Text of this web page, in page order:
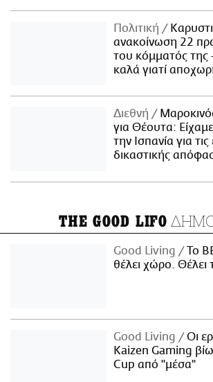
Πολιτική
ανακοίνωση 22
του κόμματός της
καλά γιατί
Διεθνή
για Θέουτα:
την Ισπανία για
δικαστικής
THE GOOD LIFO
Good Living
Το
θέλει χώρο. Θέλει
Good Living
Οι
Kaizen Gaming
Cup από "μέσα"